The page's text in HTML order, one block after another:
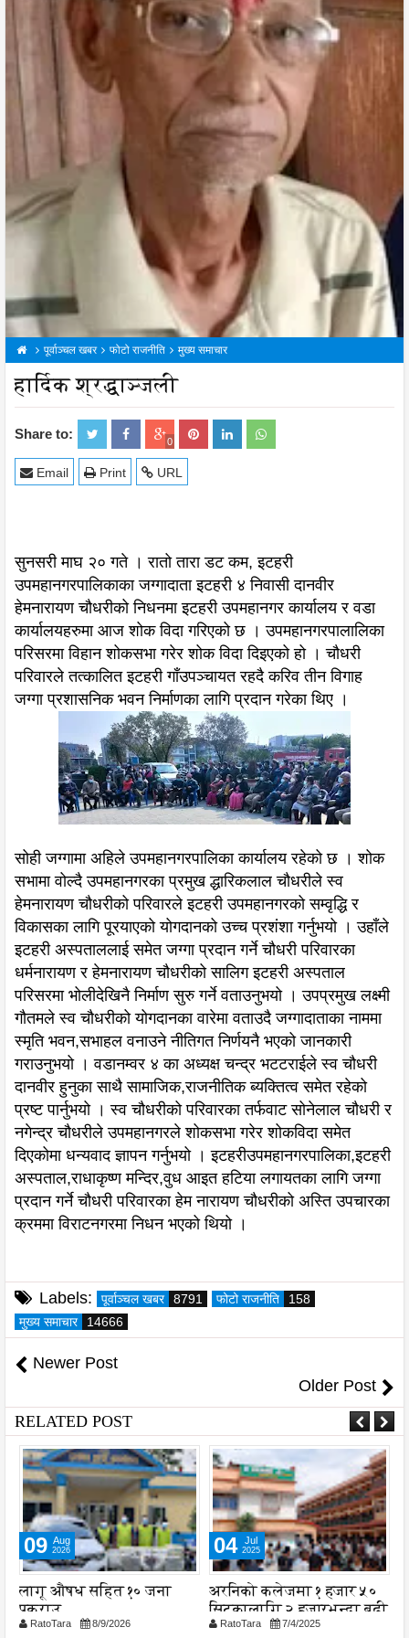
पूर्वाञ्चल खबर फोटो राजनीति मुख्य समाचार
हार्दिक श्रद्धाञ्जली
Share to: 0
URL
Print
Email
सुनसरी माघ २० गते । रातो तारा डट कम, इटहरी
उपमहानगरपालिकाका जग्गादाता इटहरी ४ निवासी दानवीर
हेमनारायण चौधरीको निधनमा इटहरी उपमहानगर कार्यालय र वडा
कार्यालयहरुमा आज शोक विदा गरिएको छ । उपमहानगरपालालिका
परिसरमा विहान शोकसभा गरेर शोक विदा दिइएको हो । चौधरी
परिवारले तत्कालित इटहरी गाँउपञ्चायत रहदै करिव तीन विगाह
जग्गा प्रशासनिक भवन निर्माणका लागि प्रदान गरेका थिए ।
सोही जग्गामा अहिले उपमहानगरपालिका कार्यालय रहेको छ । शोक
सभामा वोल्दै उपमहानगरका प्रमुख द्धारिकलाल चौधरीले स्व
हेमनारायण चौधरीको परिवारले इटहरी उपमहानगरको सम्वृद्धि र
विकासका लागि पूरयाएको योगदानको उच्च प्रशंशा गर्नुभयो । उहाँले
इटहरी अस्पताललाई समेत जग्गा प्रदान गर्ने चौधरी परिवारका
धर्मनारायण र हेमनारायण चौधरीको सालिग इटहरी अस्पताल
परिसरमा भोलीदेखिनै निर्माण सुरु गर्ने वताउनुभयो । उपप्रमुख लक्ष्मी
गौतमले स्व चौधरीको योगदानका वारेमा वताउदै जग्गादाताका नाममा
स्मृति भवन,सभाहल वनाउने नीतिगत निर्णयनै भएको जानकारी
गराउनुभयो । वडानम्वर ४ का अध्यक्ष चन्द्र भटटराईले स्व चौधरी
दानवीर हुनुका साथै सामाजिक,राजनीतिक ब्यक्तित्व समेत रहेको
प्रष्ट पार्नुभयो । स्व चौधरीको परिवारका तर्फवाट सोनेलाल चौधरी र
नगेन्द्र चौधरीले उपमहानगरले शोकसभा गरेर शोकविदा समेत
दिएकोमा धन्यवाद ज्ञापन गर्नुभयो । इटहरीउपमहानगरपालिका,इटहरी
अस्पताल,राधाकृष्ण मन्दिर,वुध आइत हटिया लगायतका लागि जग्गा
प्रदान गर्ने चौधरी परिवारका हेम नारायण चौधरीको अस्ति उपचारका
क्रममा विराटनगरमा निधन भएको थियो ।
Labels: पूर्वाञ्चल खबर 8791 फोटो राजनीति
158
मुख्य समाचार
14666
Newer Post
Older Post
RELATED POST
09 Aug
2026
लागू औषध सहित १० जना
पक्राउ
RatoTara 8/9/2026
04 Jul
2025
अरनिको कलेजमा १ हजार ५०
सिटकालागि २ हजारभन्दा बढी
विद्यार्थी दिए परीक्षा
RatoTara 7/4/2025